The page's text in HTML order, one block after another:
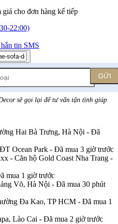
cho đơn hàng kế tiếp
22:00)
tin SMS
GỬI
sẽ gọi lại để tư vấn tận tình giúp
Hai Bà Trưng, Hà Nội - Đã
Ocean Park - Đã mua 3 giờ trước
- Căn hộ Gold Coast Nha Trang -
mua 1 giờ trước
Võ, Hà Nội - Đã mua 30 phút
Đa Kao, TP HCM - Đã mua 1
Lào Cai - Đã mua 2 giờ trước